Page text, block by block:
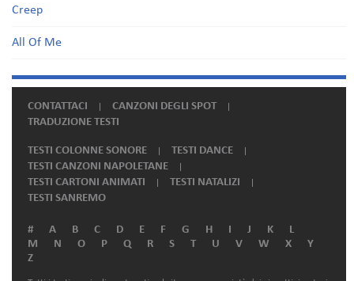
Creep
All Of Me
CONTATTACI
CANZONI DEGLI SPOT
TRADUZIONE TESTI
TESTI COLONNE SONORE
TESTI DANCE
TESTI CANZONI NAPOLETANE
TESTI CARTONI ANIMATI
TESTI NATALIZI
TESTI SANREMO
# A B C D E F G H I J K
L
M
N O P Q R S T U V W X
Y
Z